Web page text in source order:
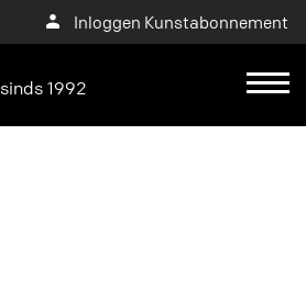
Inloggen Kunstabonnement
sinds 1992